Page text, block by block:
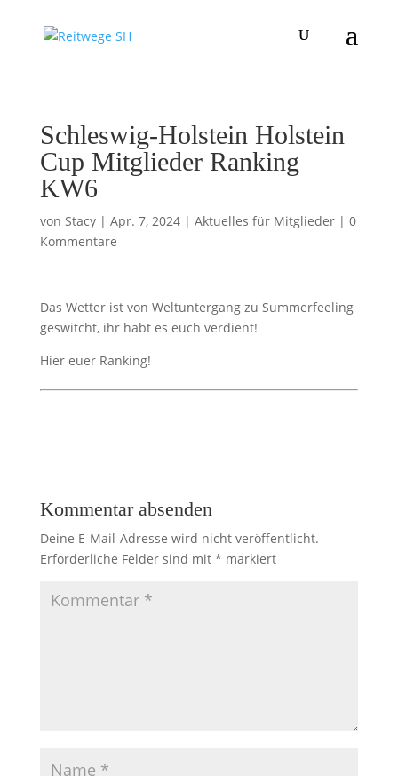
Schleswig-Holstein Holstein
Cup Mitglieder Ranking
KW6
von Stacy| Apr. 7, 2024| Aktuelles für Mitglieder| 0
Kommentare
Das Wetter ist von Weltuntergang zu Summerfeeling
geswitcht, ihr habt es euch verdient!
Hier euer Ranking!
Kommentar absenden
Deine E-Mail-Adresse wird nicht veröffentlicht.
Erforderliche Felder sind mit * markiert